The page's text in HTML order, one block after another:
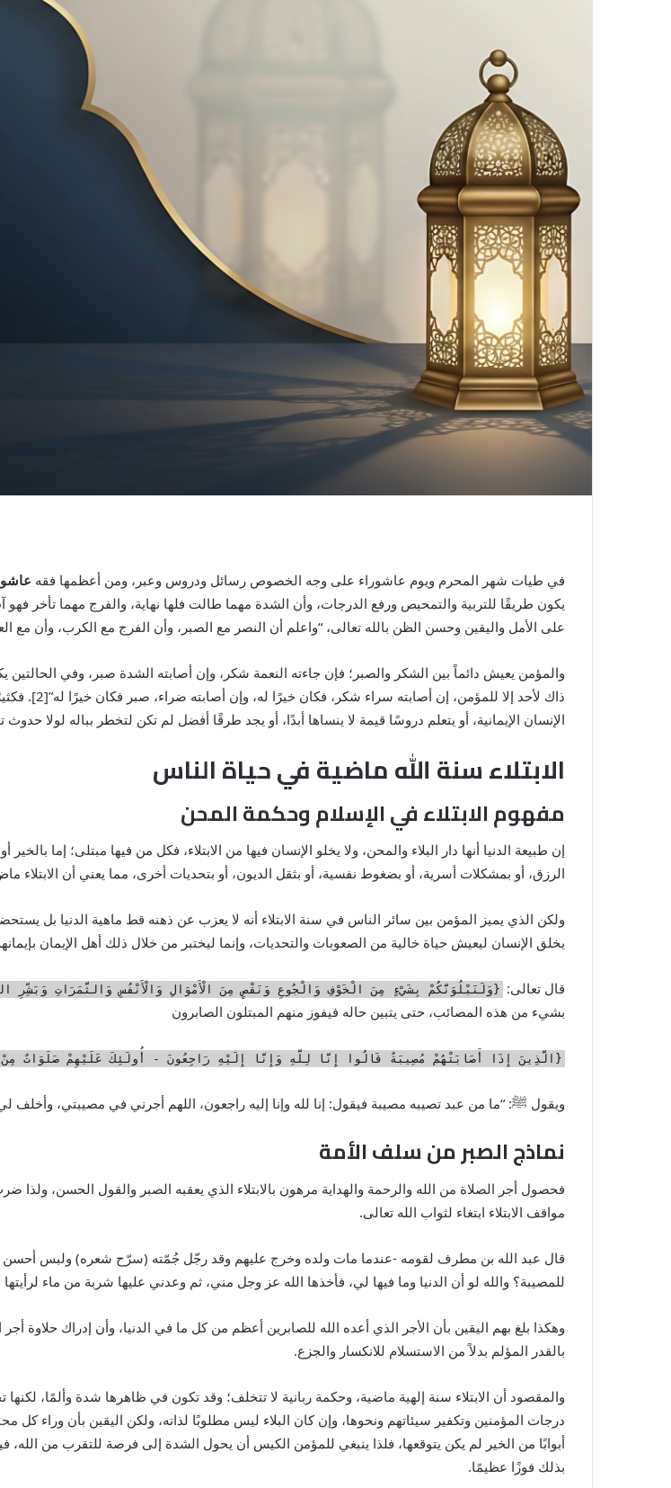
في طيات شهر المحرم ويوم عاشوراء على وجه الخصوص رسائل ودروس وعبر، ومن أعظمها فقه
يكون طريقًا للتربية والتمحيص ورفع الدرجات، وأن الشدة مهما طالت فلها نهاية، والفرج مهما تأخر فهو
على الأمل واليقين وحسن الظن بالله تعالى، “واعلم أن النصر مع الصبر، وأن الفرج مع الكرب، وأن مع
والمؤمن يعيش دائماً بين الشكر والصبر؛ فإن جاءته النعمة شكر، وإن أصابته الشدة صبر، وفي
ذاك لأحد إلا
الإنسان الإيمانية، أو يتعلم دروسًا قيمة لا ينساها أبدًا، أو يجد طرقًا أفضل لم تكن لتخطر بباله لولا حدوث
الابتلاء سنة الله ماضية في حياة الناس
مفهوم الابتلاء في الإسلام وحكمة المحن
إن طبيعة الدنيا أنها دار البلاء والمحن، ولا يخلو الإنسان فيها من الابتلاء، فكل من فيها مبتلى؛ إما
الرزق، أو بمشكلات أسرية، أو بضغوط نفسية، أو بثقل الديون، أو بتحديات أخرى، مما يعني أن الابتلاء
ولكن الذي يميز المؤمن بين سائر الناس في سنة الابتلاء أنه لا يعزب عن ذهنه قط ماهية الدنيا بل
يخلق الإنسان ليعيش حياة خالية من الصعوبات والتحديات، وإنما ليختبر من خلال ذلك أهل الإيمان
قال تعالى: {وَلَنَبْلُوَنَّكُمْ بِشَيْءٍ مِنَ الْخَوْفِ وَالْجُوعِ وَنَقْصٍ مِنَ الْأَمْوَالِ وَالْأَنْفُسِ وَالثَّمَرَاتِ وَبَشِّرِ
بشيء من هذه المصائب، حتى يتبين حاله فيفوز منهم المبتلون الصابرون
{الَّذِينَ إِذَا أَصَابَتْهُمْ مُصِيبَةٌ قَالُوا إِنَّا لِلَّهِ وَإِنَّا إِلَيْهِ رَاجِعُونَ - أُولَئِكَ عَلَيْهِمْ صَلَوَاتٌ
ويقول ﷺ: “ما من عبد تصيبه مصيبة فيقول: إنا لله وإنا إليه راجعون، اللهم أجرني في مصيبتي، وأخلف لي
نماذج الصبر من سلف الأمة
فحصول أجر الصلاة من الله والرحمة والهداية مرهون بالابتلاء الذي يعقبه الصبر والقول الحسن،
مواقف الابتلاء ابتغاء لثواب الله تعالى.
قال عبد الله بن مطرف لقومه -عندما مات ولده وخرج عليهم وقد رجّل جُمّته (سرّح شعره) ولبس أحسن
للمصيبة؟ والله لو أن الدنيا وما فيها لي، فأخذها الله عز وجل مني، ثم وعدني عليها شربة من ماء لرأيتها
وهكذا بلغ بهم اليقين بأن الأجر الذي أعده الله للصابرين أعظم من كل ما في الدنيا، وأن إدراك حلاوة
بالقدر المؤلم بدلاً من الاستسلام للانكسار والجزع.
والمقصود أن الابتلاء سنة إلهية ماضية، وحكمة ربانية لا تتخلف؛ وقد تكون في ظاهرها شدة وألمًا،
درجات المؤمنين وتكفير سيئاتهم ونحوها، وإن كان البلاء ليس مطلوبًا لذاته، ولكن اليقين بأن وراء كل
أبوابًا من الخير لم يكن يتوقعها، فلذا ينبغي للمؤمن الكيس أن يحول الشدة إلى فرصة للتقرب من
بذلك فوزًا عظيمًا.